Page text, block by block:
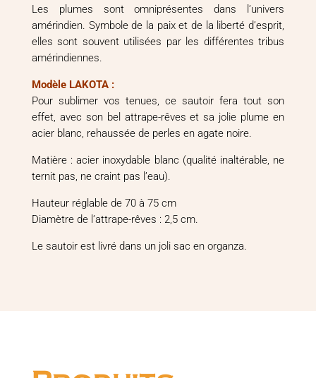
Les plumes sont omniprésentes dans l’univers
amérindien. Symbole de la paix et de la liberté d’esprit,
elles sont souvent utilisées par les différentes tribus
amérindiennes.
Modèle LAKOTA :
Pour sublimer vos tenues, ce sautoir fera tout son
effet, avec son bel attrape-rêves et sa jolie plume en
acier blanc, rehaussée de perles en agate noire.
Matière : acier inoxydable blanc (qualité inaltérable, ne
ternit pas, ne craint pas l’eau).
Hauteur réglable de 70 à 75 cm
Diamètre de l’attrape-rêves : 2,5 cm.
Le sautoir est livré dans un joli sac en organza.